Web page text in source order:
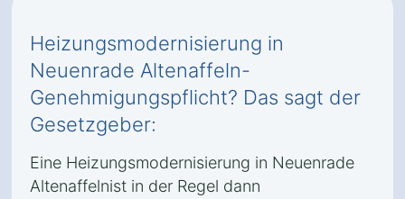
Heizungsmodernisierung in
Neuenrade Altenaffeln-
Genehmigungspflicht? Das sagt der
Gesetzgeber:
Eine Heizungsmodernisierung in Neuenrade
Altenaffelnist in der Regel dann